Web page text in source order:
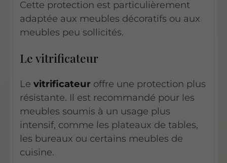
Cette protection est particulièrement
adaptée aux meubles décoratifs ou aux
meubles peu sollicités.
Le vitrificateur
Le vitrificateur offre une protection plus
résistante. Il est recommandé pour les
meubles soumis à un usage plus
intensif, comme les plateaux de tables,
les bureaux ou certains meubles de
cuisine.